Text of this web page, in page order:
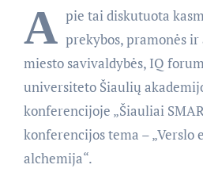
A pie tai diskutuota
prekybos, pramonės
miesto savivaldybės, IQ
universiteto Šiaulių
konferencijoje „Šiauliai
konferencijos tema – „Verslo
alchemija“.